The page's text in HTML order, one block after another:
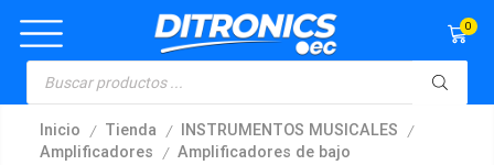
0
Inicio / Tienda / INSTRUMENTOS MUSICALES /
Amplificadores / Amplificadores de bajo